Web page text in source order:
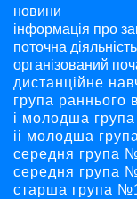
новини
інформація про
поточна діяльність
організований
дистанційне
група раннього
і молодша група
ii молодша група
середня група
середня група
старша група